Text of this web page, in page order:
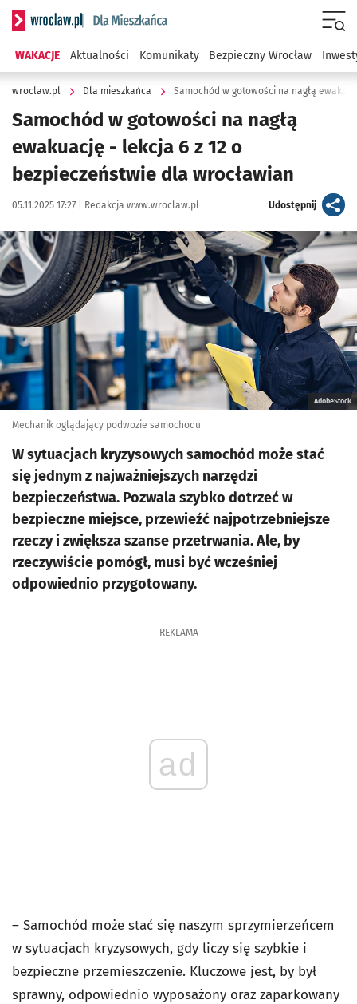
Serwis informacyjny wroclaw.pl podserwis: Dla mieszkańca
WAKACJE Aktualności Komunikaty Bezpieczny Wrocław
wroclaw.pl Dla mieszkańca Samochód w gotowości na nagłą
Samochód w gotowości na nagłą
ewakuację - lekcja 6 z 12 o
bezpieczeństwie dla wrocławian
Data publikacji:
05.11.2025 17:27 | Autor:
Redakcja www.wroclaw.pl Udostępnijartykuł
Kliknij, aby powiększyć
AdobeStock
Mechanik oglądający podwozie samochodu
W sytuacjach kryzysowych samochód może stać
się jednym z najważniejszych narzędzi
bezpieczeństwa. Pozwala szybko dotrzeć w
bezpieczne miejsce, przewieźć najpotrzebniejsze
rzeczy i zwiększa szanse przetrwania. Ale, by
rzeczywiście pomógł, musi być wcześniej
odpowiednio przygotowany.
REKLAMA
ad
– Samochód może stać się naszym sprzymierzeńcem
w sytuacjach kryzysowych, gdy liczy się szybkie i
bezpieczne przemieszczenie. Kluczowe jest, by był
sprawny, odpowiednio wyposażony oraz zaparkowany